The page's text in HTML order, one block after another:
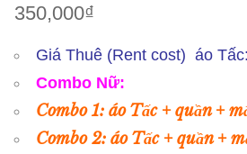
350,000₫
Giá Thuê (Rent cost) áo Tấc:
Combo Nữ:
Combo 1: áo Tấc + quần +
Combo 2: áo Tấc + quần +